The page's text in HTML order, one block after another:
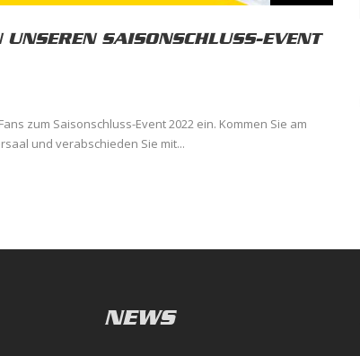
SAISONSCHLUSS-EVENT
zum Saisonschluss-Event 2022 ein. Kommen Sie am
und verabschieden Sie mit...
NEWS